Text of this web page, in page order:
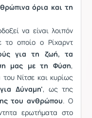
όρια και τη
να είναι λοιπόν
το οποίο ο Ρίχαρντ
για τη ζωή, τα
μας με τη Φύση,
Νίτσε και κυρίως
Δύναμη', ως της
του ανθρώπου. Ο
ερωτήματα στο